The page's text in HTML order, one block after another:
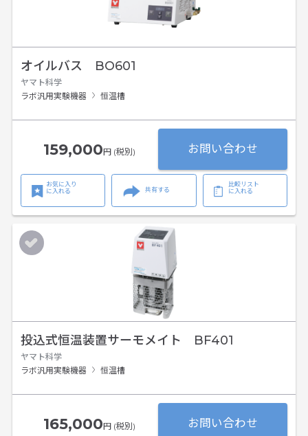
オイルバス BO601
ヤマト科学
ラボ汎用実験機器
恒温槽
159,000円 (税別) お問い合わせ
お気に入り
に入れる
共有する
比較リスト
に入れる
投込式恒温装置サーモメイト BF401
ヤマト科学
ラボ汎用実験機器
恒温槽
165,000円 (税別) お問い合わせ